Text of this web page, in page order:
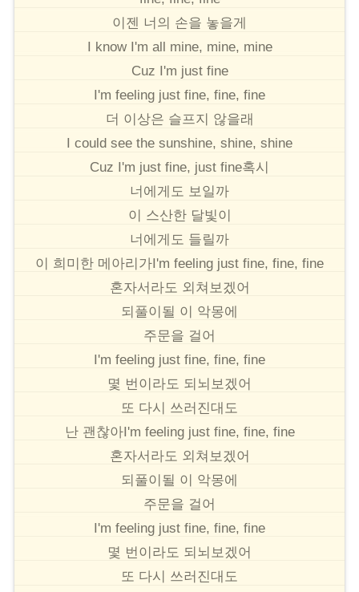
이젠 너의 손을 놓을게
I know I'm all mine, mine, mine
Cuz I'm just fine
I'm feeling just fine, fine, fine
더 이상은 슬프지 않을래
I could see the sunshine, shine, shine
Cuz I'm just fine, just fine혹시
너에게도 보일까
이 스산한 달빛이
너에게도 들릴까
이 희미한 메아리가I'm feeling just fine, fine, fine
혼자서라도 외쳐보겠어
되풀이될 이 악몽에
주문을 걸어
I'm feeling just fine, fine, fine
몇 번이라도 되뇌보겠어
또 다시 쓰러진대도
난 괜찮아I'm feeling just fine, fine, fine
혼자서라도 외쳐보겠어
되풀이될 이 악몽에
주문을 걸어
I'm feeling just fine, fine, fine
몇 번이라도 되뇌보겠어
또 다시 쓰러진대도